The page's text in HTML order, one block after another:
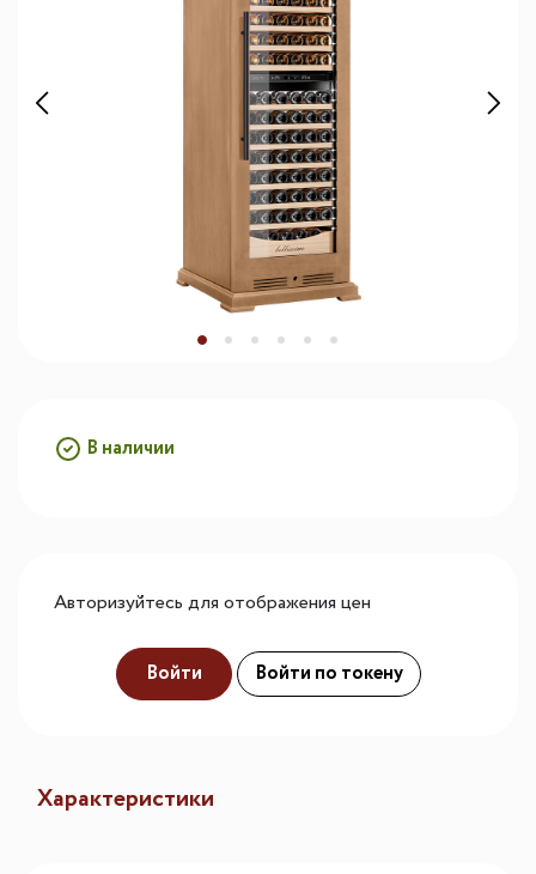
В наличии
Авторизуйтесь для отображения цен
Войти Войти по токену
Характеристики